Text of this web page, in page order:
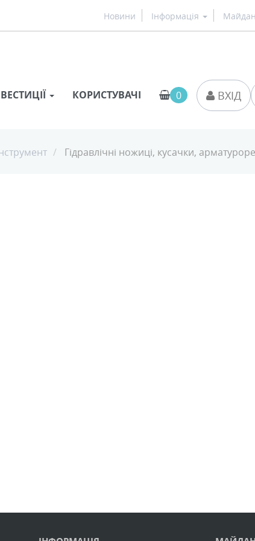
Новини Інформація
КОРИСТУВАЧІ 0 ВХІД
Гідравлічні ножиці, кусачки,